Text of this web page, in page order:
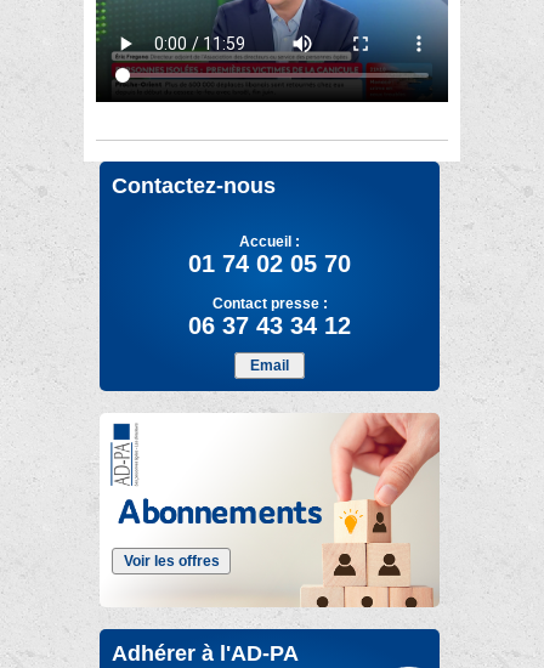
Contactez-nous
Accueil :
01 74 02 05 70
Contact presse :
06 37 43 34 12
Email
Voir les offres
Adhérer à l'AD-PA